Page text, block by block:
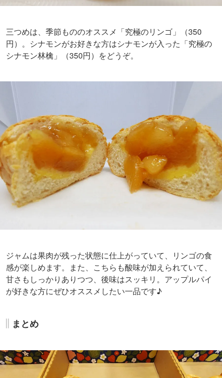
三つめは、季節もののオススメ「究極のリンゴ」（350
円）。シナモンがお好きな方はシナモンが入った「究極の
シナモン林檎」（350円）をどうぞ。
ジャムは果肉が残った状態に仕上がっていて、リンゴの食
感が楽しめます。また、こちらも酸味が加えられていて、
甘さもしっかりありつつ、後味はスッキリ。アップルパイ
が好きな方にぜひオススメしたい一品です♪
まとめ